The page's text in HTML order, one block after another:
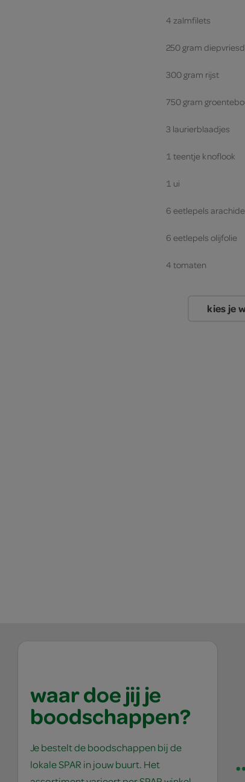
4 zalmfilets
250 gram
300 gram rijst
750 gram
3 laurierblaadjes
1 teentje knoflook
1 ui
6 eetlepels
6 eetlepels olijfolie
4 tomaten
kies je
waar doe jij je
boodschappen?
Je bestelt de boodschappen bij de
lokale SPAR in jouw buurt. Het